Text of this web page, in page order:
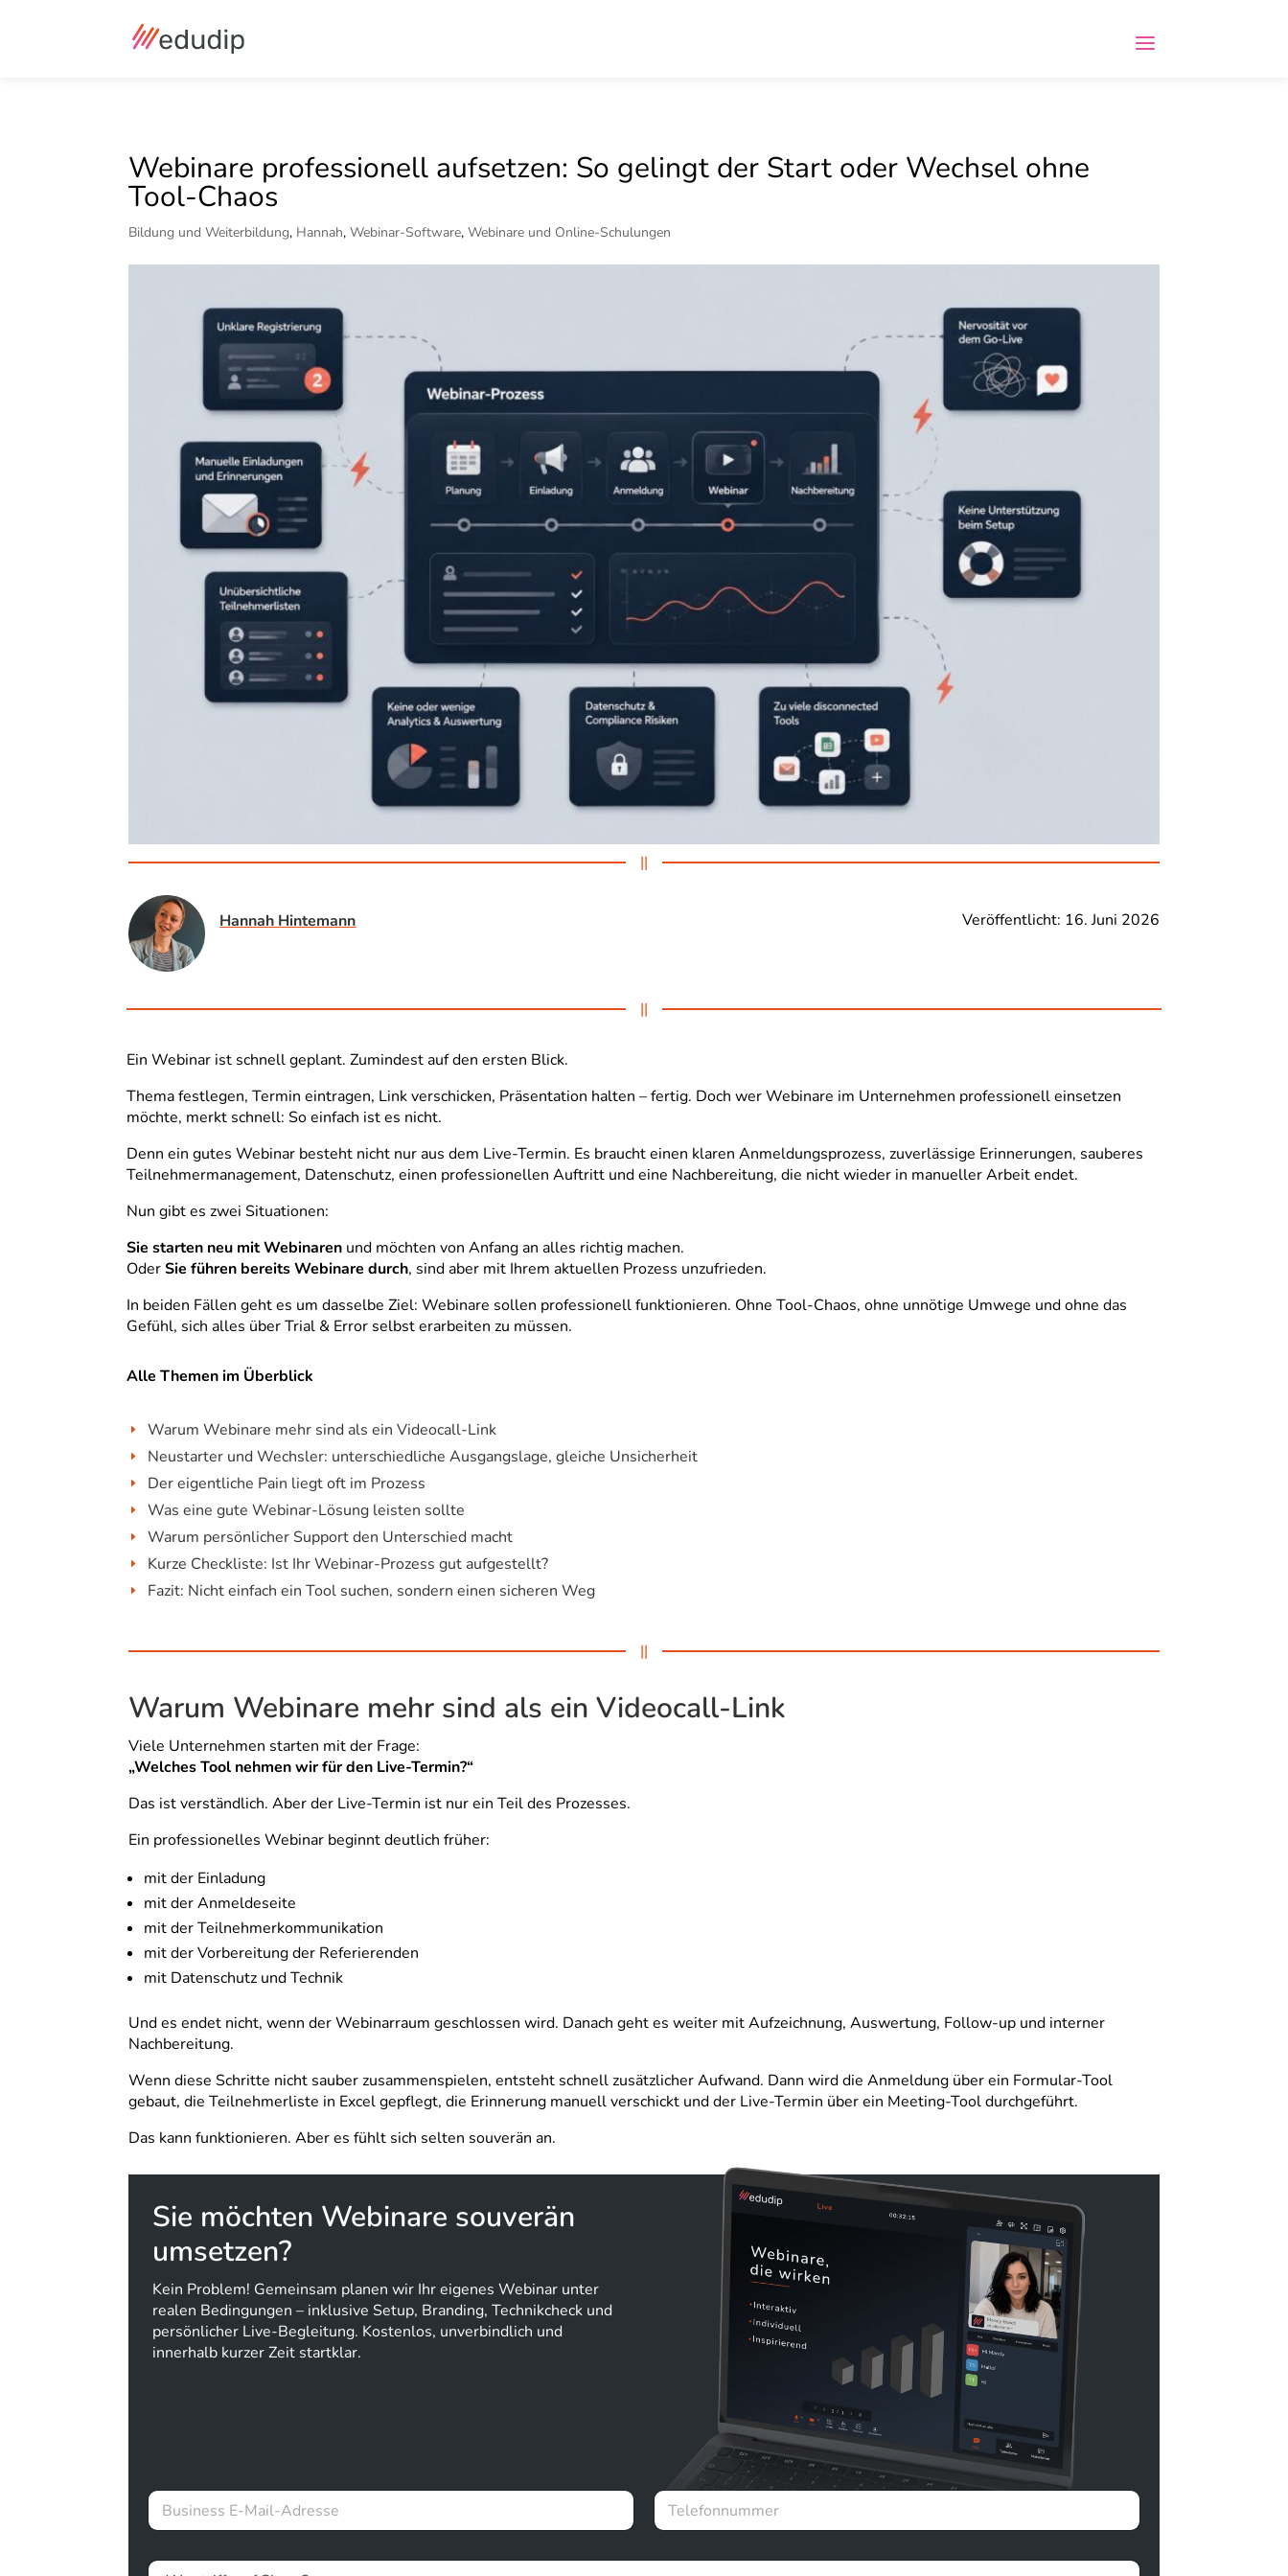
Webinare professionell aufsetzen: So gelingt der Start oder Wechsel ohne
Tool-Chaos
Bildung und Weiterbildung, Hannah,Webinar-Software,Webinare und Online-Schulungen
||
Hannah Hintemann Veröffentlicht: 16. Juni 2026
||
Ein Webinar ist schnell geplant. Zumindest auf den ersten Blick.
Thema festlegen, Termin eintragen, Link verschicken, Präsentation halten – fertig. Doch wer Webinare im Unternehmen professionell einsetzen
möchte, merkt schnell: So einfach ist es nicht.
Denn ein gutes Webinar besteht nicht nur aus dem Live-Termin. Es braucht einen klaren Anmeldungsprozess, zuverlässige Erinnerungen, sauberes
Teilnehmermanagement, Datenschutz, einen professionellen Auftritt und eine Nachbereitung, die nicht wieder in manueller Arbeit endet.
Nun gibt es zwei Situationen:
Sie starten neu mit Webinaren und möchten von Anfang an alles richtig machen.
OderSie führen bereits Webinare durch, sind aber mit Ihrem aktuellen Prozess unzufrieden.
In beiden Fällen geht es um dasselbe Ziel: Webinare sollen professionell funktionieren. Ohne Tool-Chaos, ohne unnötige Umwege und ohne das
Gefühl, sich alles über Trial & Error selbst erarbeiten zu müssen.
Alle Themen im Überblick
E Warum Webinare mehr sind als ein Videocall-Link
E Neustarter und Wechsler: unterschiedliche Ausgangslage, gleiche Unsicherheit
E Der eigentliche Pain liegt oft im Prozess
E Was eine gute Webinar-Lösung leisten sollte
E Warum persönlicher Support den Unterschied macht
E Kurze Checkliste: Ist Ihr Webinar-Prozess gut aufgestellt?
E Fazit: Nicht einfach ein Tool suchen, sondern einen sicheren Weg
||
Warum Webinare mehr sind als ein Videocall-Link
Viele Unternehmen starten mit der Frage:
„Welches Tool nehmen wir für den Live-Termin?“
Das ist verständlich. Aber der Live-Termin ist nur ein Teil des Prozesses.
Ein professionelles Webinar beginnt deutlich früher:
mit der Einladung
mit der Anmeldeseite
mit der Teilnehmerkommunikation
mit der Vorbereitung der Referierenden
mit Datenschutz und Technik
Und es endet nicht, wenn der Webinarraum geschlossen wird. Danach geht es weiter mit Aufzeichnung, Auswertung, Follow-up und interner
Nachbereitung.
Wenn diese Schritte nicht sauber zusammenspielen, entsteht schnell zusätzlicher Aufwand. Dann wird die Anmeldung über ein Formular-Tool
gebaut, die Teilnehmerliste in Excel gepflegt, die Erinnerung manuell verschickt und der Live-Termin über ein Meeting-Tool durchgeführt.
Das kann funktionieren. Aber es fühlt sich selten souverän an.
Sie möchten Webinare souverän
umsetzen?
Kein Problem! Gemeinsam planen wir Ihr eigenes Webinar unter
realen Bedingungen – inklusive Setup, Branding, Technikcheck und
persönlicher Live-Begleitung. Kostenlos, unverbindlich und
innerhalb kurzer Zeit startklar.
T
M
T
B
s
n
T
l
D